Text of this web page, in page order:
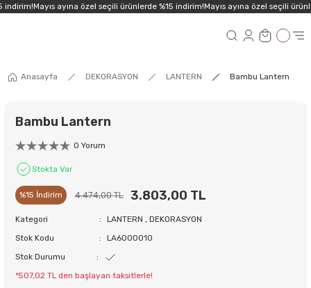
indirim!Mayıs ayına özel seçili ürünlerde %15 indirim!Mayıs ayına özel seçili
Anasayfa DEKORASYON LANTERN Bambu Lantern
Bambu Lantern
0 Yorum
Stokta Var
%15 İndirim 4.474,00 TL 3.803,00 TL
Kategori LANTERN ,DEKORASYON
Stok Kodu
LA6000010
Stok Durumu
*507,02 TL den başlayan taksitlerle!